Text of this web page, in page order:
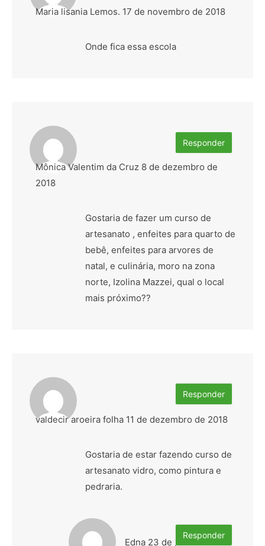
Maria lisania Lemos. 17 de novembro de 2018
Onde fica essa escola
Mônica Valentim da Cruz 8 de dezembro de
2018
Gostaria de fazer um curso de
artesanato , enfeites para quarto de
bebê, enfeites para arvores de
natal, e culinária, moro na zona
norte, Izolina Mazzei, qual o local
mais próximo??
Responder
valdecir aroeira folha 11 de dezembro de 2018
Gostaria de estar fazendo curso de
artesanato vidro, como pintura e
pedraria.
Responder
Edna 23 de julho de 2019
Responder